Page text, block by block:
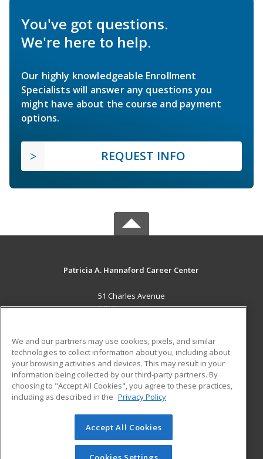
You've got questions.
We're here to help.
Our highly knowledgeable Enrollment
Specialists will answer any questions you
might have about the course and payment
options.
REQUEST INFO
Patricia A. Hannaford Career Center
51 Charles Avenue
Middlebury, VT 05753 US
Career Training
ADDITIONAL RESOURCES
Military
Help
Student Blog
© 2026 ed2go, a division of Cengage Learning. All rights
reserved. The material on this site cannot be reproduced or
redistributed unless you have obtained prior written
We and our partners may use cookies, pixels, and similar
technologies to collect information about you, including about
your browsing activities and devices. This may result in your
information being collected by our third-party partners. By
choosing to "Accept All Cookies", you agree to these practices,
including as described in the Privacy Policy
Accept All Cookies